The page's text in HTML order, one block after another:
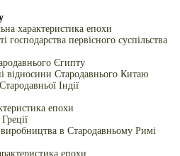
характеристика епохи
первісного суспільства
Єгипту
відносини Стародавнього Китаю
Індії
епохи
в Стародавньому Римі
епохи